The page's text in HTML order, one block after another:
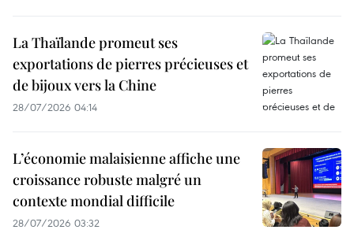
La Thaïlande promeut ses
exportations de pierres précieuses et
de bijoux vers la Chine
28/07/2026 04:14
L’économie malaisienne affiche une
croissance robuste malgré un
contexte mondial difficile
28/07/2026 03:32